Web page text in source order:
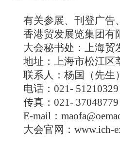
有关参展、刊登广告
香港贸发展览集团有
大会秘书处：上海贸
地址：上海市松江区
联系人：杨国（先生
电话：021- 51210329
传真：021-
E-mail：
大会官网：www.ich-